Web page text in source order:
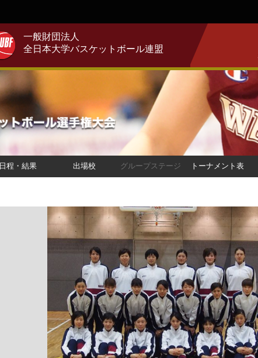
一般財団法人
全日本大学バスケットボール連盟
日程・結果 出場校 グループステージ トーナメント表